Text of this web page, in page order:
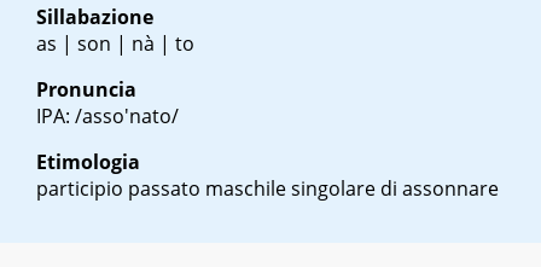
Sillabazione
as | son | nà | to
Pronuncia
IPA: /asso'nato/
Etimologia
participio passato maschile singolare di assonnare